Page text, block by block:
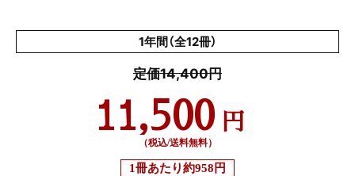
1年間（全12冊）
定価14,400円
11,500 円
（税込/送料無料）
1冊あたり約958円